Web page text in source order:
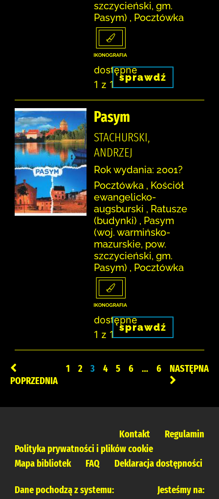
szczycieński, gm.
Pasym) , Pocztówka
dostępne
1 z 1
sprawdź
Pasym
STACHURSKI,
ANDRZEJ
Rok wydania: 2001?
Pocztówka , Kościół
ewangelicko-
augsburski , Ratusze
(budynki) , Pasym
(woj. warmińsko-
mazurskie, pow.
szczycieński, gm.
Pasym) , Pocztówka
dostępne
1 z 1
sprawdź
POPRZEDNIA
1 2 3 4 5 6 … 6 NASTĘPNA
Kontakt
Regulamin
Polityka prywatności i plików cookie
Mapa bibliotek
FAQ Deklaracja dostępności
Dane pochodzą z systemu: Jesteśmy na: